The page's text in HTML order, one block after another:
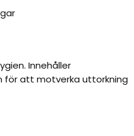
Innehåller
för att motverka uttorkning